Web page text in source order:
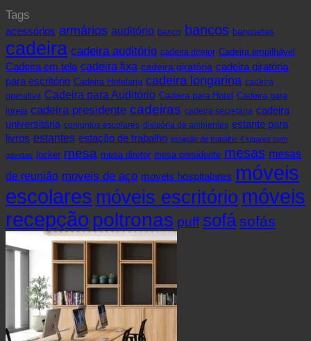
Tags
acessórios armários auditório banco bancos banquetas
cadeira cadeira auditório cadeira diretor Cadeira empilhável
Cadeira em tela cadeira fixa cadeira giratória cadeira giratória
para escritório Cadeira Hotelaria cadeira longarina cadeira
operativa Cadeira para Auditório Cadeira para Hotel Cadeira para
igreja cadeira presidente cadeiras cadeira secretária cadeira
universitária conjuntos escolares divisória de ambientes estante para
livros estantes estação de trabalho estação de trabalho 4 lugares com
gavetas
locker mesa mesa diretor mesa presidente mesas mesas
de reunião moveis de aço moveis hospitalares móveis
escolares móveis escritório móveis
recepção poltronas puff sofá sofás